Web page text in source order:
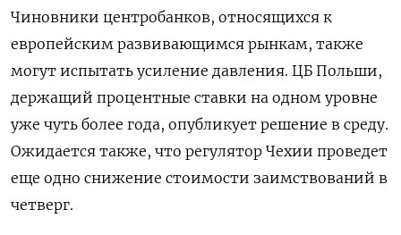
Чиновники центробанков, относящихся к
европейским развивающимся рынкам, также
могут испытать усиление давления. ЦБ Польши,
держащий процентные ставки на одном уровне
уже чуть более года, опубликует решение в среду.
Ожидается также, что регулятор Чехии проведет
еще одно снижение стоимости заимствований в
четверг.